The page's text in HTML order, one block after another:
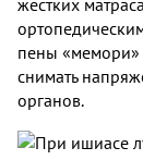
жестких
пены «мемори»
снимать
органов.